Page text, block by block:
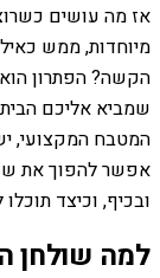
אז מה עושים
מיוחדות, ממש
הקשה? הפתרון הוא
שמביא אליכם
המטבח המקצועי,
אפשר להפוך את
ובכיף, וכיצד
למה שולחן